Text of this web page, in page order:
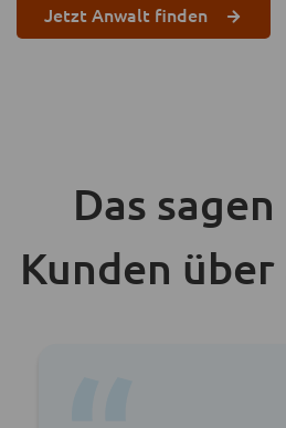
Jetzt Anwalt finden
Das
Kunden